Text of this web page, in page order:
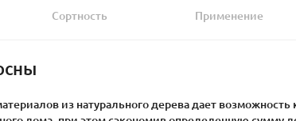
Сортность Применение
из натурального дерева дает возможность